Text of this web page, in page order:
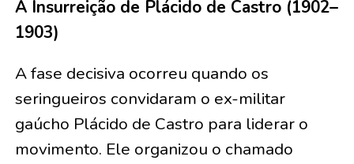
A Insurreição de Plácido de Castro (1902–
1903)
A fase decisiva ocorreu quando os
seringueiros convidaram o ex-militar
gaúcho Plácido de Castro para liderar o
movimento. Ele organizou o chamado